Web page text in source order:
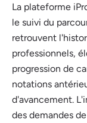
La plateforme
le suivi du
retrouvent
professionnels,
progression de
notations
d'avancement.
des demandes